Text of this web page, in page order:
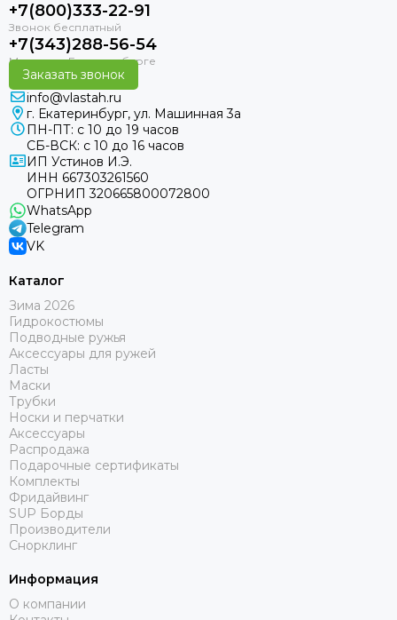
+7(800)333-22-91
+7(343)288-56-54
Заказать звонок
info@vlastah.ru
г. Екатеринбург, ул. Машинная 3а
ПН-ПТ: с 10 до 19 часов
СБ-ВСК: с 10 до 16 часов
ИП Устинов И.Э.
ИНН 667303261560
ОГРНИП 320665800072800
WhatsApp
Telegram
VK
Каталог
Зима 2026
Гидрокостюмы
Подводные ружья
Аксессуары для ружей
Ласты
Маски
Трубки
Носки и перчатки
Аксессуары
Распродажа
Подарочные сертификаты
Комплекты
Фридайвинг
SUP Борды
Производители
Снорклинг
Информация
О компании